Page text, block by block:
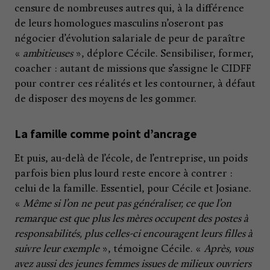
censure de nombreuses autres qui, à la différence
de leurs homologues masculins n’oseront pas
négocier d’évolution salariale de peur de paraître
« ambitieuses », déplore Cécile. Sensibiliser, former,
coacher : autant de missions que s’assigne le CIDFF
pour contrer ces réalités et les contourner, à défaut
de disposer des moyens de les gommer.
La famille comme point d’ancrage
Et puis, au-delà de l’école, de l’entreprise, un poids
parfois bien plus lourd reste encore à contrer :
celui de la famille. Essentiel, pour Cécile et Josiane.
« Même si l’on ne peut pas généraliser, ce que l’on
remarque est que plus les mères occupent des postes à
responsabilités, plus celles-ci encouragent leurs filles à
suivre leur exemple», témoigne Cécile. « Après, vous
avez aussi des jeunes femmes issues de milieux ouvriers